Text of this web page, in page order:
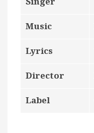
Music
Lyrics
Director
Label